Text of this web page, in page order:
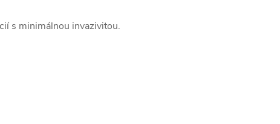
s minimálnou invazivitou.